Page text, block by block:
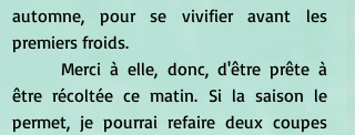
automne, pour se vivifier avant les
premiers froids.
	Merci à elle, donc, d'être prête à
être récoltée ce matin. Si la saison le
permet, je pourrai refaire deux coupes